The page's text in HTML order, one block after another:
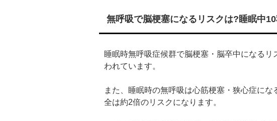
無呼吸で脳梗塞になるリスクは?睡眠中
睡眠時無呼吸症候群で脳梗塞・脳卒中になる
われています。
また、睡眠時の無呼吸は心筋梗塞・狭心症に
全は約2倍のリスクになります。